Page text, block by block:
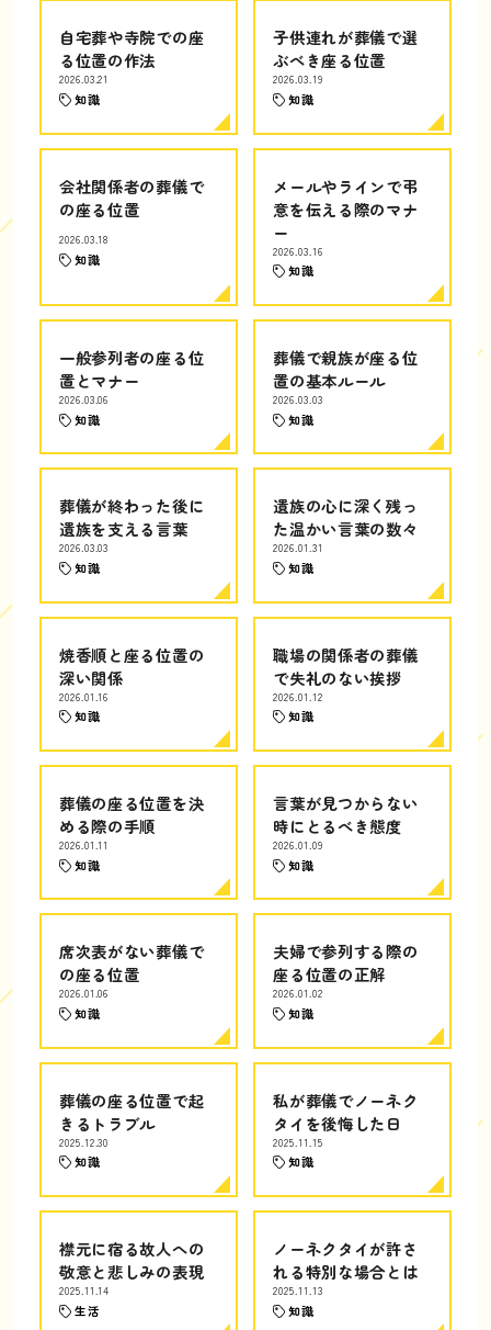
自宅葬や寺院での座
る位置の作法
2026.03.21
知識
子供連れが葬儀で選
ぶべき座る位置
2026.03.19
知識
会社関係者の葬儀で
の座る位置
2026.03.18
知識
メールやラインで弔
意を伝える際のマナ
ー
2026.03.16
知識
一般参列者の座る位
置とマナー
2026.03.06
知識
葬儀で親族が座る位
置の基本ルール
2026.03.03
知識
葬儀が終わった後に
遺族を支える言葉
2026.03.03
知識
遺族の心に深く残っ
た温かい言葉の数々
2026.01.31
知識
焼香順と座る位置の
深い関係
2026.01.16
知識
職場の関係者の葬儀
で失礼のない挨拶
2026.01.12
知識
葬儀の座る位置を決
める際の手順
2026.01.11
知識
言葉が見つからない
時にとるべき態度
2026.01.09
知識
席次表がない葬儀で
の座る位置
2026.01.06
知識
夫婦で参列する際の
座る位置の正解
2026.01.02
知識
葬儀の座る位置で起
きるトラブル
2025.12.30
知識
私が葬儀でノーネク
タイを後悔した日
2025.11.15
知識
襟元に宿る故人への
敬意と悲しみの表現
2025.11.14
生活
ノーネクタイが許さ
れる特別な場合とは
2025.11.13
知識